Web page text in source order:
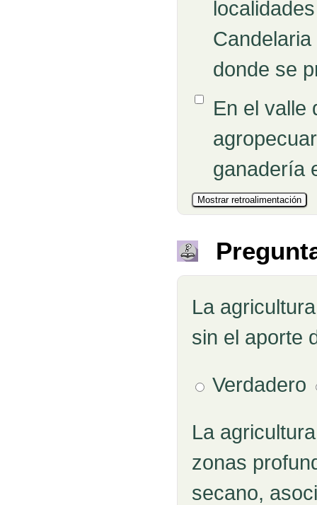
donde se
Opción 6En el valle
ganadería
Pregunta 1
La
sin el aporte
Verdadero
Pregunta 2
La
zonas
secano,